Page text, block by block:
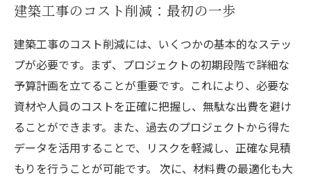
未来の建設業へ向けて：経済的でスムーズなプ
ロジェクトの実現
建築工事のコスト削減：最初の一歩
建築工事のコスト削減には、いくつかの基本的なステッ
プが必要です。まず、プロジェクトの初期段階で詳細な
予算計画を立てることが重要です。これにより、必要な
資材や人員のコストを正確に把握し、無駄な出費を避け
ることができます。また、過去のプロジェクトから得た
データを活用することで、リスクを軽減し、正確な見積
もりを行うことが可能です。 次に、材料費の最適化も大